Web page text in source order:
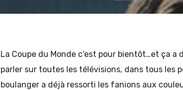
La Coupe du Monde c’est pour bientôt…et ça
parler sur toutes les télévisions, dans tous les
boulanger a déjà ressorti les fanions aux